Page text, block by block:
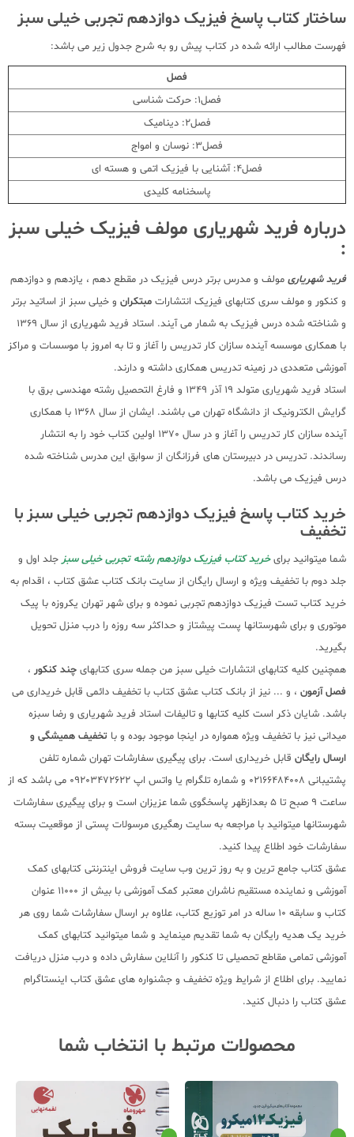
ساختار کتاب پاسخ فیزیک دوازدهم تجربی خیلی سبز
فهرست مطالب ارائه شده در کتاب پیش رو به شرح جدول زیر می باشد:
فصل
فصل1: حرکت شناسی
فصل2: دینامیک
فصل3: نوسان و امواج
فصل4: آشنایی با فیزیک اتمی و هسته ای
پاسخنامه کلیدی
درباره فرید شهریاری مولف فیزیک خیلی سبز
:
فرید شهریاری مولف و مدرس برتر درس فیزیک در مقطع دهم ، یازدهم و دوازدهم
و کنکور و مولف سری کتابهای فیزیک انتشارات مبتکران و خیلی سبز از اساتید برتر
و شناخته شده درس فیزیک به شمار می آیند. استاد فرید شهریاری از سال 1369
با همکاری موسسه آینده سازان کار تدریس را آغاز و تا به امروز با موسسات و مراکز
آموزشی متعددی در زمینه تدریس همکاری داشته و دارند.
استاد فرید شهریاری متولد 19 آذر 1349 و فارغ التحصیل رشته مهندسی برق با
گرایش الکترونیک از دانشگاه تهران می باشند. ایشان از سال 1368 با همکاری
آینده سازان کار تدریس را آغاز و در سال 1370 اولین کتاب خود را به انتشار
رساندند. تدریس در دبیرستان های فرزانگان از سوابق این مدرس شناخته شده
درس فیزیک می باشد.
خرید کتاب پاسخ فیزیک دوازدهم تجربی خیلی سبز با
تخفیف
شما میتوانید برایخرید کتاب فیزیک دوازدهم رشته تجربی خیلی سبزجلد اول و
جلد دوم با تخفیف ویژه و ارسال رایگان از سایت بانک کتاب عشق کتاب ، اقدام به
خرید کتاب تست فیزیک دوازدهم تجربی نموده و برای شهر تهران یکروزه با پیک
موتوری و برای شهرستانها پست پیشتاز و حداکثر سه روزه را درب منزل تحویل
بگیرید.
همچنین کلیه کتابهای انتشارات خیلی سبز من جمله سری کتابهای چند کنکور ،
فصل آزمون ، و ... نیز از بانک کتاب عشق کتاب با تخفیف دائمی قابل خریداری می
باشد. شایان ذکر است کلیه کتابها و تالیفات استاد فرید شهریاری و رضا سبزه
میدانی نیز با تخفیف ویژه همواره در اینجا موجود بوده و با تخفیف همیشگی و
ارسال رایگان قابل خریداری است. برای پیگیری سفارشات تهران شماره تلفن
پشتیبانی 02166484008 و شماره تلگرام یا واتس اپ 09203472622 می باشد که از
ساعت 9 صبح تا 5 بعدازظهر پاسخگوی شما عزیزان است و برای پیگیری سفارشات
شهرستانها میتوانید با مراجعه به سایت رهگیری مرسولات پستی از موقعیت بسته
سفارشات خود اطلاع پیدا کنید.
عشق کتاب جامع ترین و به روز ترین وب سایت فروش اینترنتی کتابهای کمک
آموزشی و نماینده مستقیم ناشران معتبر کمک آموزشی با بیش از 11000 عنوان
کتاب و سابقه 10 ساله در امر توزیع کتاب، علاوه بر ارسال سفارشات شما روی هر
خرید یک هدیه رایگان به شما تقدیم مینماید و شما میتوانید کتابهای کمک
آموزشی تمامی مقاطع تحصیلی تا کنکور را آنلاین سفارش داده و درب منزل دریافت
نمایید. برای اطلاع از شرایط ویژه تخفیف و جشنواره های عشق کتاب اینستاگرام
عشق کتاب را دنبال کنید.
محصولات مرتبط با انتخاب شما